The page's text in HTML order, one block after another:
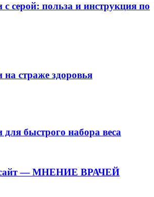
серой: польза и инструкция по
страже здоровья
быстрого набора веса
сайт — МНЕНИЕ ВРАЧЕЙ